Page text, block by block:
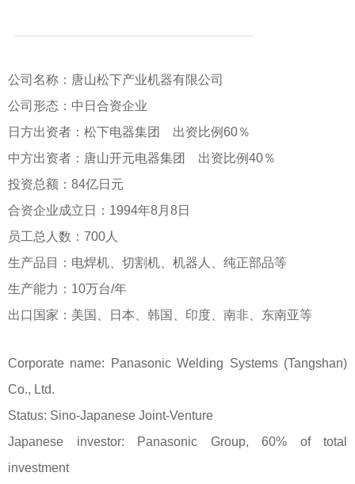
公司名称：唐山松下产业机器有限公司
公司形态：中日合资企业
日方出资者：松下电器集团 出资比例60％
中方出资者：唐山开元电器集团 出资比例40％
投资总额：84亿日元
合资企业成立日：1994年8月8日
员工总人数：700人
生产品目：电焊机、切割机、机器人、纯正部品等
生产能力：10万台/年
出口国家：美国、日本、韩国、印度、南非、东南亚等
Corporate name: Panasonic Welding Systems (Tangshan)
Co., Ltd.
Status: Sino-Japanese Joint-Venture
Japanese investor: Panasonic Group, 60% of total
investment